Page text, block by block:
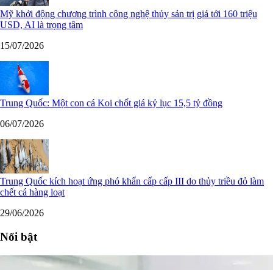
Mỹ khởi động chương trình công nghệ thủy sản trị giá tới 160 triệu
USD, AI là trọng tâm
15/07/2026
Trung Quốc: Một con cá Koi chốt giá kỷ lục 15,5 tỷ đồng
06/07/2026
Trung Quốc kích hoạt ứng phó khẩn cấp cấp III do thủy triều đỏ làm
chết cá hàng loạt
29/06/2026
Nổi bật